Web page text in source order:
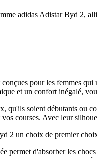
adidas Adistar Byd 2,
pour les femmes
et un confort inégalé,
qu'ils soient débutants
courses. Avec leur
2 un choix de premier
permet d'absorber les